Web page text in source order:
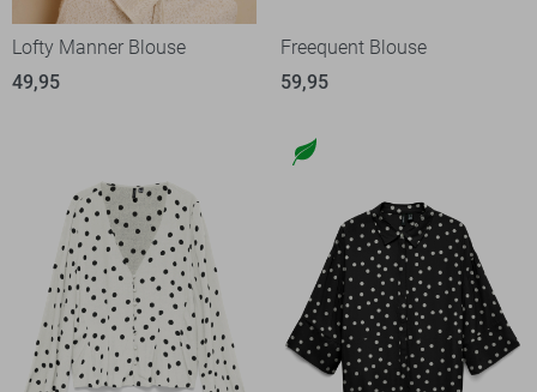
Lofty Manner Blouse
49,95
Freequent Blouse
59,95